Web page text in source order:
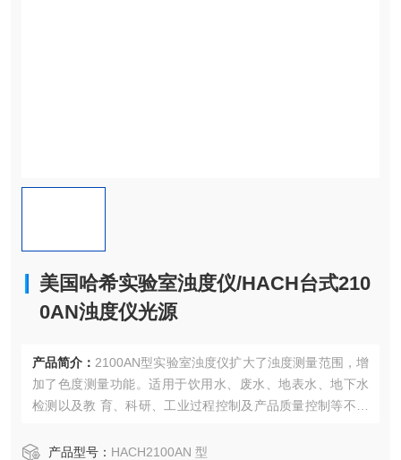
美国哈希实验室浊度仪/HACH台式210
0AN浊度仪光源
产品简介： 2100AN型实验室浊度仪扩大了浊度测量范围，增
加了色度测量功能。适用于饮用水、废水、地表水、地下水
检测以及教 育、科研、工业过程控制及产品质量控制等不同
产品型号： HACH2100AN 型